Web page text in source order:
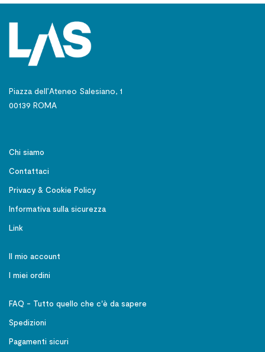
Piazza dell’Ateneo Salesiano, 1
00139 ROMA
Chi siamo
Contattaci
Privacy & Cookie Policy
Informativa sulla sicurezza
Link
Il mio account
I miei ordini
FAQ - Tutto quello che c'è da sapere
Spedizioni
Pagamenti sicuri